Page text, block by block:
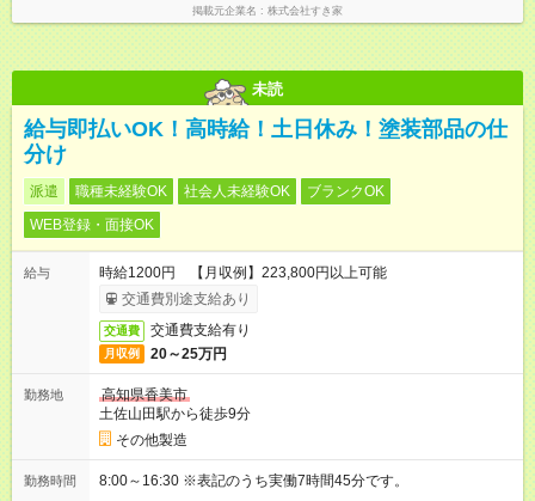
掲載元企業名 株式会社すき家
未読
給与即払いOK！高時給！土日休み！塗装部品の仕
分け
派遣 職種未経験OK 社会人未経験OK
ブランクOK
WEB登録・面接OK
給与
時給1200円 【月収例】223,800円以上可能
交通費別途支給あり
交通費 交通費支給有り
月収例 20～25万円
勤務地
高知県香美市
土佐山田駅から徒歩9分
その他製造
勤務時間 8:00～16:30 ※表記のうち実働7時間45分です。